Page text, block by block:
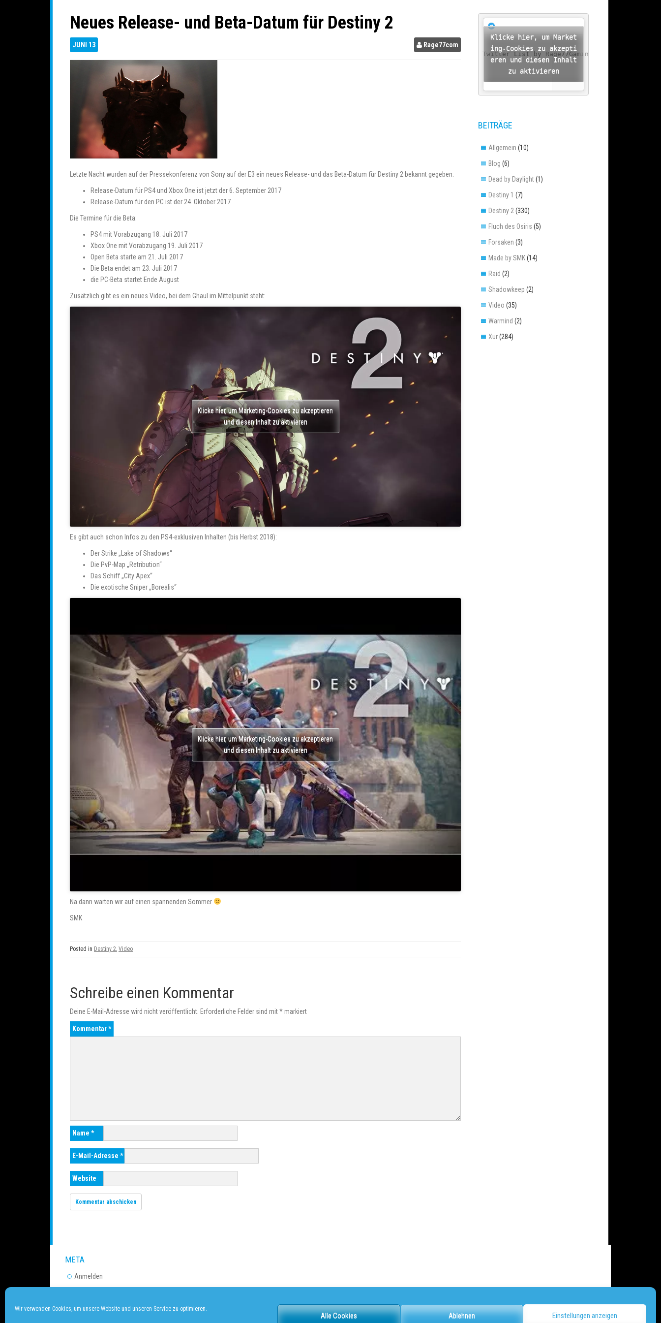
Wir verwenden Cookies, um unsere Website und unseren Service zu optimieren.
Alle Cookies Ablehnen Einstellungen anzeigen
Neues Release- und Beta-Datum für Destiny 2
JUNI 13 Rage77com
Letzte Nacht wurden auf der Pressekonferenz von Sony auf der E3 ein neues Release- und das Beta-Datum für Destiny 2 bekannt gegeben:
Release-Datum für PS4 und Xbox One ist jetzt der 6. September 2017
Release-Datum für den PC ist der 24. Oktober 2017
Die Termine für die Beta:
PS4 mit Vorabzugang 18. Juli 2017
Xbox One mit Vorabzugang 19. Juli 2017
Open Beta starte am 21. Juli 2017
Die Beta endet am 23. Juli 2017
die PC-Beta startet Ende August
Zusätzlich gibt es ein neues Video, bei dem Ghaul im Mittelpunkt steht:
Klicke hier, um Marketing-Cookies zu akzeptieren
und diesen Inhalt zu aktivieren
Es gibt auch schon Infos zu den PS4-exklusiven Inhalten (bis Herbst 2018):
Der Strike „Lake of Shadows“
Die PvP-Map „Retribution“
Das Schiff „City Apex“
Die exotische Sniper „Borealis“
Klicke hier, um Marketing-Cookies zu akzeptieren
und diesen Inhalt zu aktivieren
Na dann warten wir auf einen spannenden Sommer
SMK
Posted in Destiny 2, Video
Schreibe einen Kommentar
Deine E-Mail-Adresse wird nicht veröffentlicht. Erforderliche Felder sind mit*markiert
Kommentar*
Name *
E-Mail-Adresse *
Website
A Twitter List by Rage77Gaming
Klicke hier, um Market
ing-Cookies zu akzepti
eren und diesen Inhalt
zu aktivieren
BEITRÄGE
Allgemein (10)
Blog (6)
Dead by Daylight(1)
Destiny 1 (7)
Destiny 2(330)
Fluch des Osiris (5)
Forsaken (3)
Made by SMK(14)
Raid (2)
Shadowkeep (2)
Video (35)
Warmind (2)
Xur(284)
META
Anmelden
Kommentar-Feed